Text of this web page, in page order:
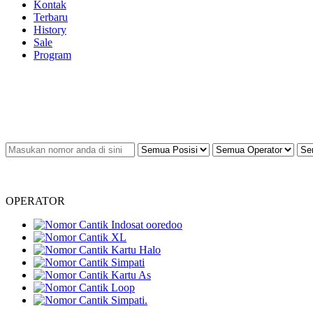
Kontak
Terbaru
History
Sale
Program
OPERATOR